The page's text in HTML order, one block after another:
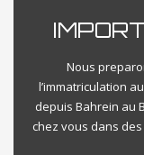
Nous
l’immatriculation
depuis Bahrein au
chez vous dans